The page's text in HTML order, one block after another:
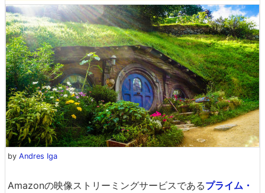
by Andres Iga
Amazonの映像ストリーミングサービスであるプライム・